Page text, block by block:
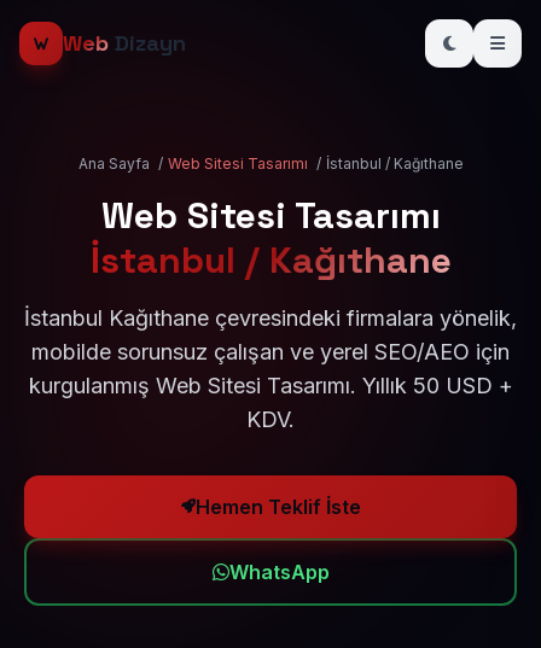
Web Dizayn
Ana Sayfa / Web Sitesi Tasarımı / İstanbul / Kağıthane
Web Sitesi Tasarımı
İstanbul / Kağıthane
İstanbul Kağıthane çevresindeki firmalara yönelik,
mobilde sorunsuz çalışan ve yerel SEO/AEO için
kurgulanmış Web Sitesi Tasarımı. Yıllık 50 USD +
KDV.
Hemen Teklif İste
WhatsApp